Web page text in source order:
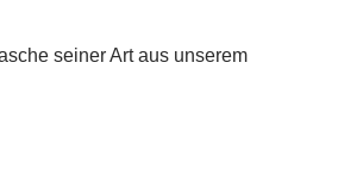
seiner Art aus unserem